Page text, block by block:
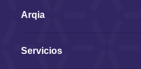
Arqia
Servicios